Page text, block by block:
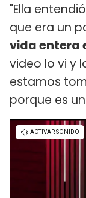
"Ella
que era un
vida entera
video lo vi y
estamos
porque es